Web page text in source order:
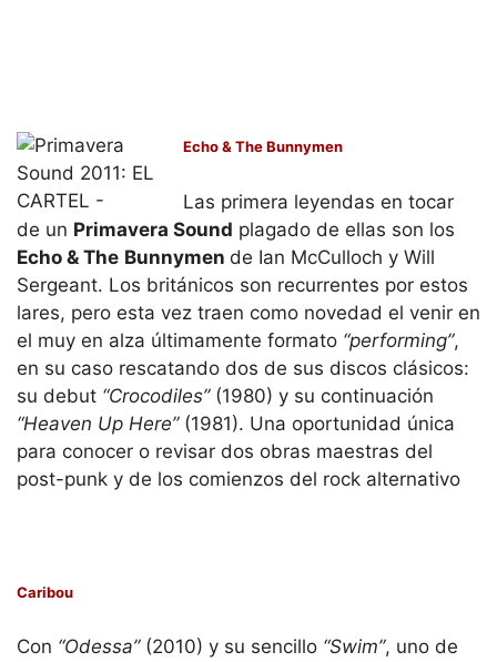
Echo & The Bunnymen
Las primera leyendas en tocar
de un Primavera Sound plagado de ellas son los
Echo & The Bunnymen de Ian McCulloch y Will
Sergeant. Los británicos son recurrentes por estos
lares, pero esta vez traen como novedad el venir en
el muy en alza últimamente formato “performing”,
en su caso rescatando dos de sus discos clásicos:
su debut “Crocodiles” (1980) y su continuación
“Heaven Up Here”(1981). Una oportunidad única
para conocer o revisar dos obras maestras del
post-punk y de los comienzos del rock alternativo
Caribou
Con “Odessa”(2010) y su sencillo “Swim”, uno de